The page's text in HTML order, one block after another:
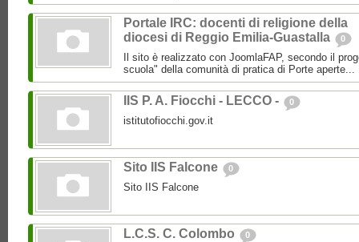
Portale IRC: docenti di religione della
diocesi di Reggio Emilia-Guastalla
0
Il sito è realizzato con JoomlaFAP, secondo il
scuola" della comunità di pratica di Porte aperte...
IIS P. A. Fiocchi - LECCO - 0
istitutofiocchi.gov.it
Sito IIS Falcone 0
Sito IIS Falcone
L.C.S. C. Colombo 0